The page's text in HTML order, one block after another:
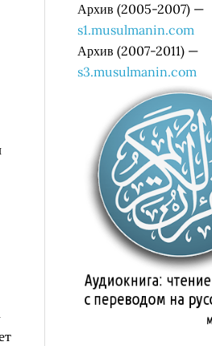
Архив (2005-2007) —
s1.musulmanin.com
Архив (2007-2011) —
s3.musulmanin.com